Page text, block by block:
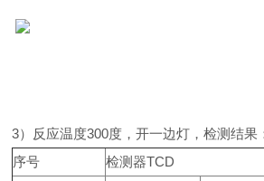
3）反应温度300度，开一边灯，检测结果
序号
检测器TCD